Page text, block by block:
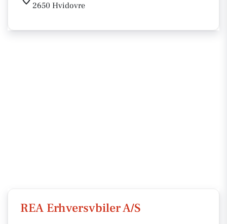
2650 Hvidovre
REA Erhversvbiler A/S